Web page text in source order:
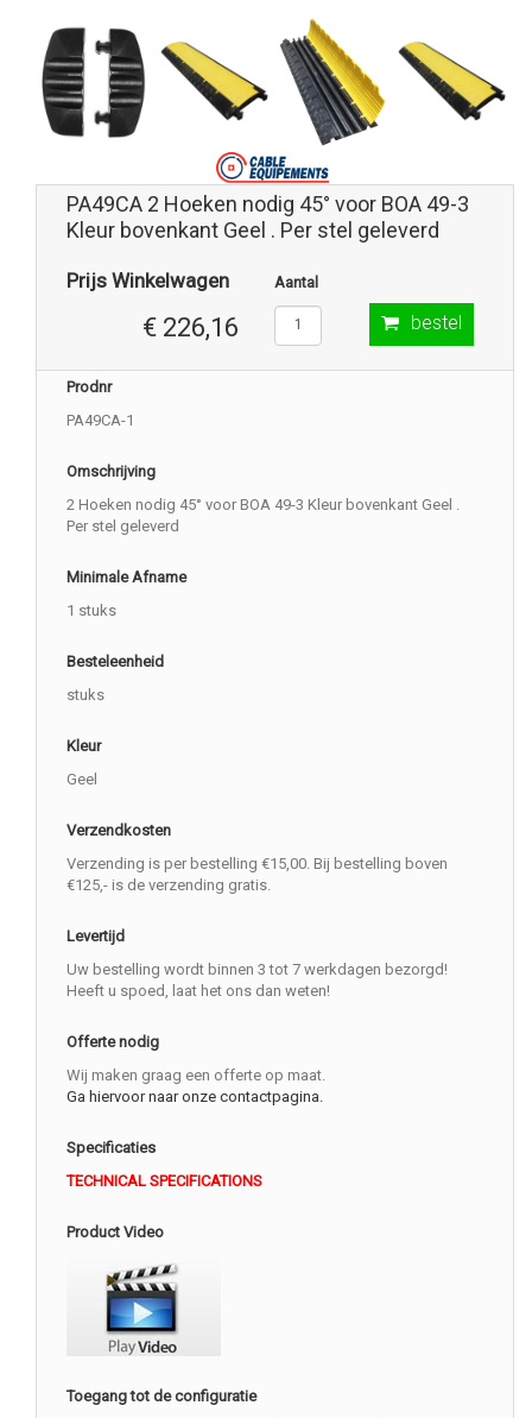
PA49CA 2 Hoeken nodig 45° voor BOA 49-3
Kleur bovenkant Geel . Per stel geleverd
Prijs Winkelwagen
€ 226,16
Aantal
bestel
Prodnr
PA49CA-1
Omschrijving
2 Hoeken nodig 45° voor BOA 49-3 Kleur bovenkant Geel .
Per stel geleverd
Minimale Afname
1 stuks
Besteleenheid
stuks
Kleur
Geel
Verzendkosten
Verzending is per bestelling €15,00. Bij bestelling boven
€125,- is de verzending gratis.
Levertijd
Uw bestelling wordt binnen 3 tot 7 werkdagen bezorgd!
Heeft u spoed, laat het ons dan weten!
Offerte nodig
Wij maken graag een offerte op maat.
Ga hiervoor naar onze contactpagina.
Specificaties
TECHNICAL SPECIFICATIONS
Product Video
Toegang tot de configuratie